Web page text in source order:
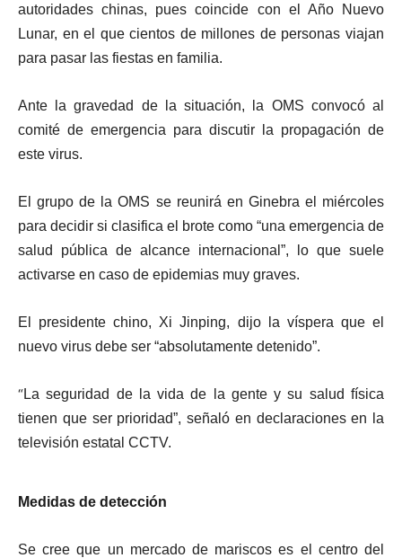
autoridades chinas, puescoincide con el Año Nuevo
Lunar, en el que cientos de millones de personas viajan
para pasar las fiestas en familia.
Ante la gravedad de la situación, la OMS convocó al
comité de emergencia para discutir la propagación de
este virus.
El grupo de laOMS se reunirá en Ginebra el miércoles
para decidir si clasifica el brote como “una emergencia de
salud pública de alcance internacional”, lo que suele
activarse en caso de epidemias muy graves.
El presidente chino, Xi Jinping, dijo la víspera que el
nuevo virus debe ser “absolutamente detenido”.
“La seguridad de la vida de la gente y su salud física
tienen que ser prioridad”, señaló en declaraciones en la
televisión estatal CCTV.
Medidas de detección
Se cree que un mercado de mariscos es el centro del